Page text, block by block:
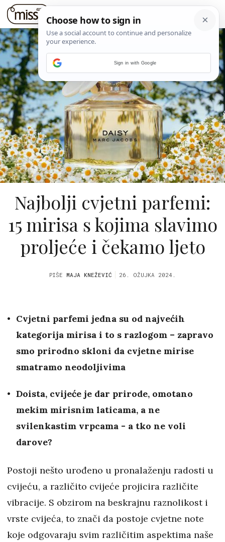
Najbolji cvjetni parfemi:
15 mirisa s kojima slavimo
proljeće i čekamo ljeto
PIŠE MAJA KNEŽEVIĆ 26. OŽUJKA 2024.
Cvjetni parfemi jedna su od najvećih
kategorija mirisa i to s razlogom – zapravo
smo prirodno skloni da cvjetne mirise
smatramo neodoljivima
Doista, cvijeće je dar prirode, omotano
mekim mirisnim laticama, a ne
svilenkastim vrpcama - a tko ne voli
darove?
Postoji nešto urođeno u pronalaženju radosti u
cvijeću, a različito cvijeće projicira različite
vibracije. S obzirom na beskrajnu raznolikost i
vrste cvijeća, to znači da postoje cvjetne note
koje odgovaraju svim različitim aspektima naše
Sign in with Google